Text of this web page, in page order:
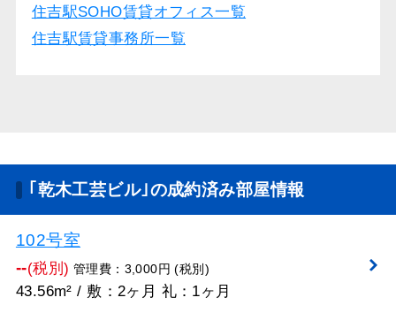
住吉駅SOHO賃貸オフィス一覧
住吉駅賃貸事務所一覧
｢乾木工芸ビル｣の成約済み部屋情報
102号室
--(税別) 管理費：3,000円 (税別)
43.56m² / 敷：2ヶ月 礼：1ヶ月